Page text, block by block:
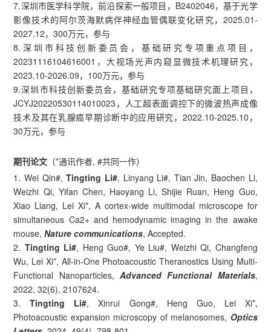
7.深圳市医学科学院，前沿探索一般项目，B2402046，基于光学
影像技术的阿尔茨海默病伴神经血管偶联变化研究，2025.01-
2027.12，300万元，参与
8.深圳市科技创新委员会，基础研究专项重点项目，
20231116104616001，大视场光声内窥显微技术机理研究，
2023.10-2026.09，100万元，参与
9.深圳市科技创新委员会，基础研究专项基础研究面上项目，
JCYJ20220530114010023，人工超表面调控下的微波热声成像
技术及其在乳腺癌早期诊断中的应用研究，2022.10-2025.10，
30万元，参与
期刊论文 （*通讯作者, #共同一作）
1. Wei Qin#,Tingting Li#, Linyang Li#, Tian Jin, Baochen Li,
Weizhi Qi, Yifan Chen, Haoyang Li, Shijie Ruan, Heng Guo,
Xiao Liang, Lei Xi*, A cortex-wide multimodal microscope for
simultaneous Ca2+ and hemodynamic imaging in the awake
mouse, Nature communications, Accepted.
2. Tingting Li#, Heng Guo#, Ye Liu#, Weizhi Qi, Changfeng
Wu, Lei Xi*, All-in-One Photoacoustic Theranostics Using Multi-
Functional Nanoparticles, Advanced Functional Materials,
2022, 32(6), 2107624.
3.Tingting Li#, Xinrui Gong#, Heng Guo, Lei Xi*,
Photoacoustic expansion microscopy of melanosomes, Optics